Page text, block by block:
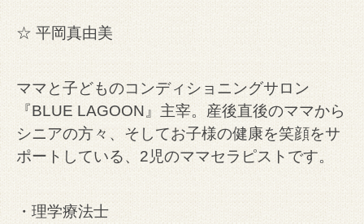
☆ 平岡真由美
ママと子どものコンディショニングサロン
『BLUE LAGOON』主宰。 産後直後のママから
シニアの方々、そしてお子様の健康を笑顔をサ
ポートしている、2児のママセラピストです。
・理学療法士